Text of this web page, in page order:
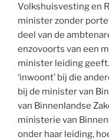
Volkshuisvesting en
minister zonder
deel van de
enzovoorts van een
minister leiding
‘inwoont’ bij die
bij de minister van
van Binnenlandse
ministerie van
onder haar leiding,